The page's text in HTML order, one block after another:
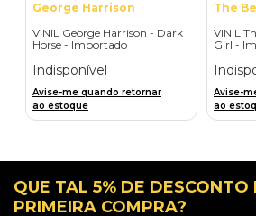
George Harrison
VINIL George Harrison - Dark
Horse - Importado
Indisponível
Avise-me quando retornar
ao estoque
The
VINIL
Girl -
Avise-
ao
QUE TAL 5% DE DESCONTO
PRIMEIRA COMPRA?